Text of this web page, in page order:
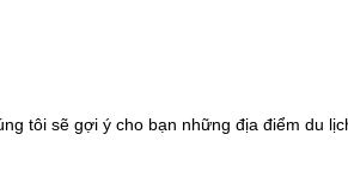
tôi sẽ gợi ý cho bạn những địa điểm du